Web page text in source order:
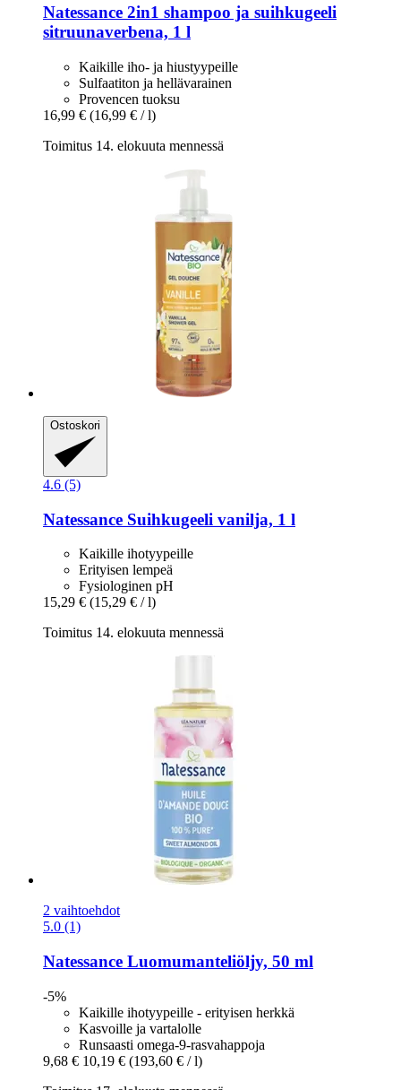
Natessance 2in1 shampoo ja suihkugeeli
sitruunaverbena, 1 l
Kaikille iho- ja hiustyypeille
Sulfaatiton ja hellävarainen
Provencen tuoksu
16,99 € (16,99 € / l)
Toimitus 14. elokuuta mennessä
Ostoskori
4.6 (5)
Natessance Suihkugeeli vanilja, 1 l
Kaikille ihotyypeille
Erityisen lempeä
Fysiologinen pH
15,29 € (15,29 € / l)
Toimitus 14. elokuuta mennessä
2 vaihtoehdot
5.0 (1)
Natessance Luomumanteliöljy, 50 ml
-5%
Kaikille ihotyypeille - erityisen herkkä
Kasvoille ja vartalolle
Runsaasti omega-9-rasvahappoja
9,68 € 10,19 € (193,60 € / l)